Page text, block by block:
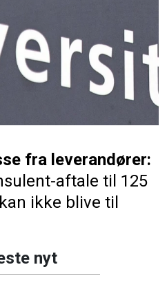
fra leverandører:
aftale til 125
ikke blive til
nyt